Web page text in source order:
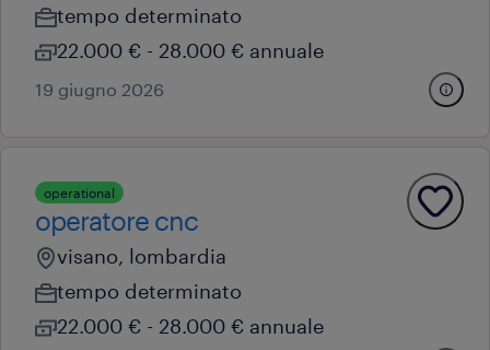
tempo determinato
22.000 € - 28.000 € annuale
19 giugno 2026
operational
operatore cnc
visano, lombardia
tempo determinato
22.000 € - 28.000 € annuale